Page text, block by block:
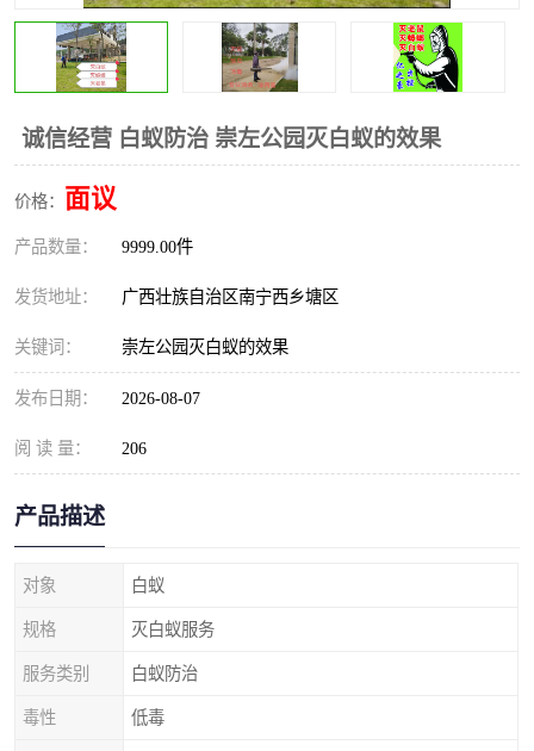
诚信经营 白蚁防治 崇左公园灭白蚁的效果
价格： 面议
产品数量： 9999.00件
发货地址： 广西壮族自治区南宁西乡塘区
关键词： 崇左公园灭白蚁的效果
发布日期： 2026-08-07
阅 读 量： 206
产品描述
对象 白蚁
规格 灭白蚁服务
服务类别 白蚁防治
毒性 低毒